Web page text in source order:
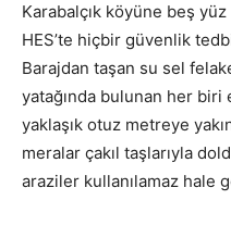
Karabalçık köyüne beş
HES’te hiçbir güvenlik
Barajdan taşan su sel
yatağında bulunan her
yaklaşık otuz metreye
meralar çakıl taşlarıyla
araziler kullanılamaz hale